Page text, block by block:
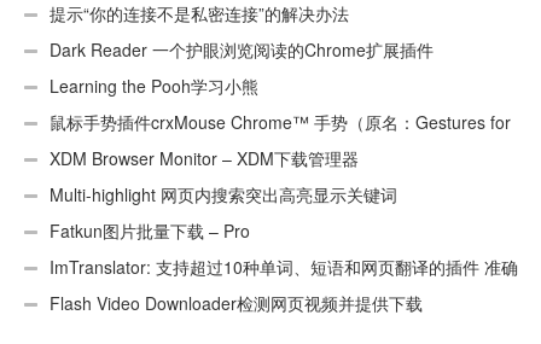
提示“你的连接不是私密连接”的解决办法
Dark Reader 一个护眼浏览阅读的Chrome扩展插件
Learning the Pooh学习小熊
鼠标手势插件crxMouse Chrome™ 手势（原名：Gestures for
Chrome(TM)汉化版）
XDM Browser Monitor – XDM下载管理器
Multi-highlight 网页内搜索突出高亮显示关键词
Fatkun图片批量下载 – Pro
ImTranslator: 支持超过10种单词、短语和网页翻译的插件 准确
性不错Flash Video Downloader检测网页视频并提供下载